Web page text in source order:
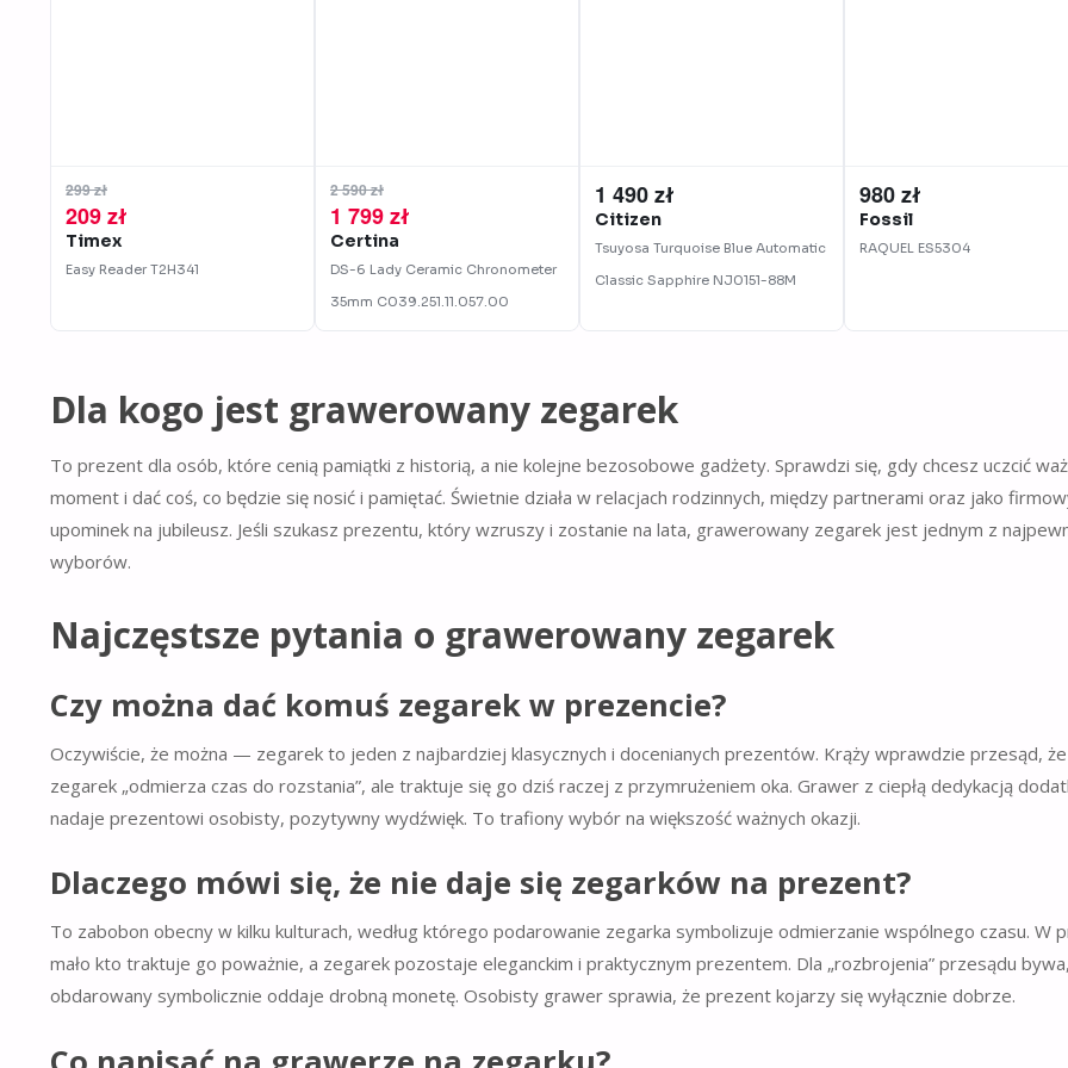
299 zł
209 zł
Timex
Easy Reader T2H341
2 590 zł
1 799 zł
Certina
DS-6 Lady Ceramic Chronometer
35mm C039.251.11.057.00
1 490 zł
Citizen
Tsuyosa Turquoise Blue Automatic
Classic Sapphire NJ0151-88M
980 zł
Fossil
RAQUEL ES5304
Dla kogo jest grawerowany zegarek
To prezent dla osób, które cenią pamiątki z historią, a nie kolejne bezosobowe gadżety. Sprawdzi się, gdy chcesz uczcić
moment i dać coś, co będzie się nosić i pamiętać. Świetnie działa w relacjach rodzinnych, między partnerami oraz jako
upominek na jubileusz. Jeśli szukasz prezentu, który wzruszy i zostanie na lata, grawerowany zegarek jest jednym z
wyborów.
Najczęstsze pytania o grawerowany zegarek
Czy można dać komuś zegarek w prezencie?
Oczywiście, że można — zegarek to jeden z najbardziej klasycznych i docenianych prezentów. Krąży wprawdzie przesąd, że
zegarek „odmierza czas do rozstania”, ale traktuje się go dziś raczej z przymrużeniem oka. Grawer z ciepłą dedykacją
nadaje prezentowi osobisty, pozytywny wydźwięk. To trafiony wybór na większość ważnych okazji.
Dlaczego mówi się, że nie daje się zegarków na prezent?
To zabobon obecny w kilku kulturach, według którego podarowanie zegarka symbolizuje odmierzanie wspólnego czasu. W
mało kto traktuje go poważnie, a zegarek pozostaje eleganckim i praktycznym prezentem. Dla „rozbrojenia” przesądu
obdarowany symbolicznie oddaje drobną monetę. Osobisty grawer sprawia, że prezent kojarzy się wyłącznie dobrze.